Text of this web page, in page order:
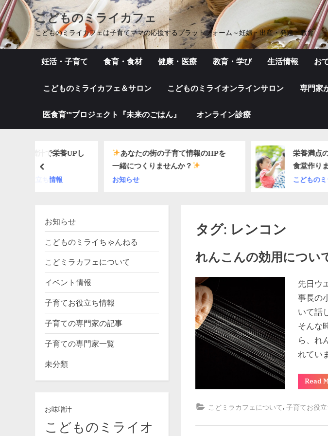
Skip
to
content
こどものミライカフェ
こどものミライカフェは子育てママの応援するプラットフォーム～妊娠・出産・発達・教育
妊活・子育て 食育・食材 健康・医療 教育・学び 生活情報 お
こどものミライカフェ＆サロン こどものミライオンラインサロン 専門家
医食育™プロジェクト『未来のごはん』 オンライン診療
あなたの街の子育て情報のHPを
一緒につくりませんか？
栄養満点のこどものミラ
食堂作りました
こどものミライちゃんねる
prev
タグ: レンコン
れんこんの効用につい
Posted
on
2023年8月16日
By
kodomiracafe2023
先日ウ
事長の
いて話
そんな
ら、れ
れてい
Read
こどミラカフェについて, 子育てお役
お知らせ
こどものミライちゃんねる
こどミラカフェについて
イベント情報
子育てお役立ち情報
子育ての専門家の記事
子育ての専門家一覧
未分類
お味噌汁
こどものミライオ